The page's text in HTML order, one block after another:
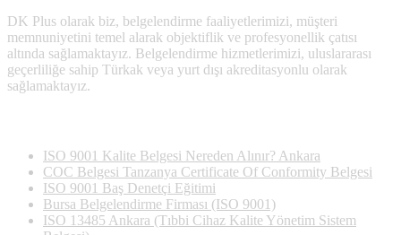
DK Plus olarak biz, belgelendirme faaliyetlerimizi, müşteri
memnuniyetini temel alarak objektiflik ve profesyonellik çatısı
altında sağlamaktayız. Belgelendirme hizmetlerimizi, uluslararası
geçerliliğe sahip Türkak veya yurt dışı akreditasyonlu olarak
sağlamaktayız.
ISO 9001 Kalite Belgesi Nereden Alınır? Ankara
COC Belgesi Tanzanya Certificate Of Conformity Belgesi
ISO 9001 Baş Denetçi Eğitimi
Bursa Belgelendirme Firması (ISO 9001)
ISO 13485 Ankara (Tıbbi Cihaz Kalite Yönetim Sistem